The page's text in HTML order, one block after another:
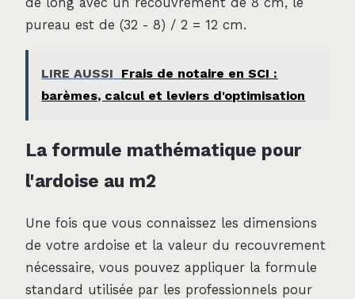
de long avec un recouvrement de 8 cm, le
pureau est de (32 - 8) / 2 = 12 cm.
LIRE AUSSI
Frais de notaire en SCI :
barèmes, calcul et leviers d'optimisation
La formule mathématique pour
l'ardoise au m2
Une fois que vous connaissez les dimensions
de votre ardoise et la valeur du recouvrement
nécessaire, vous pouvez appliquer la formule
standard utilisée par les professionnels pour